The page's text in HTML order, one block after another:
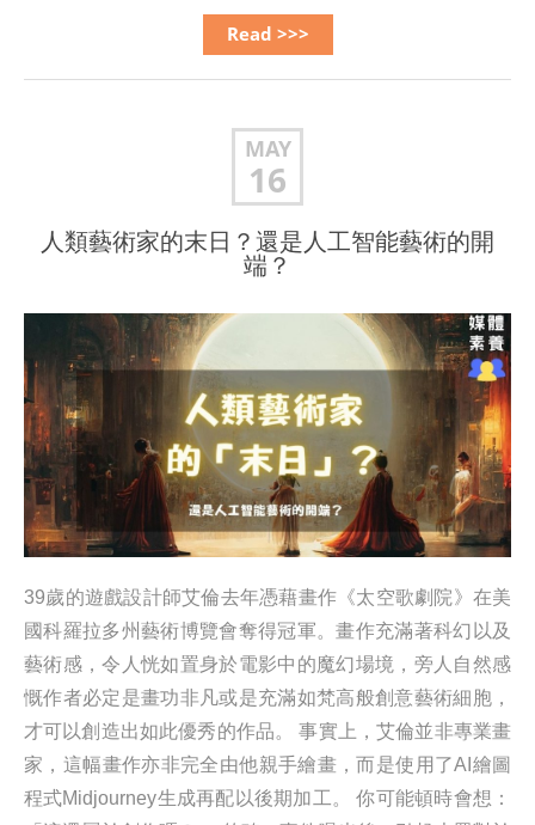
Read >>>
MAY
16
人類藝術家的末日？還是人工智能藝術的開
端？
39歲的遊戲設計師艾倫去年憑藉畫作《太空歌劇院》在美
國科羅拉多州藝術博覽會奪得冠軍。畫作充滿著科幻以及
藝術感，令人恍如置身於電影中的魔幻場境，旁人自然感
慨作者必定是畫功非凡或是充滿如梵高般創意藝術細胞，
才可以創造出如此優秀的作品。 事實上，艾倫並非專業畫
家，這幅畫作亦非完全由他親手繪畫，而是使用了AI繪圖
程式Midjourney生成再配以後期加工。 你可能頓時會想：